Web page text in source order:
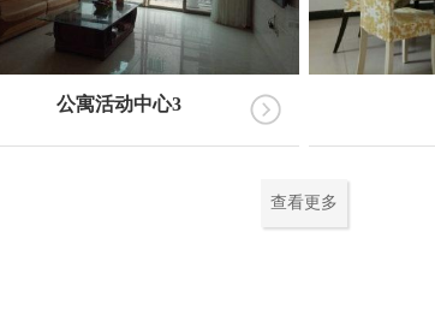
公寓活动中心3
查看更多